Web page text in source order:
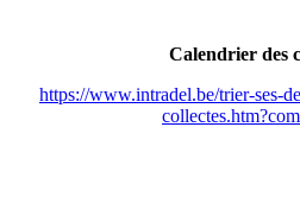
Calendrier des
https://www.intradel.be/trier-ses-